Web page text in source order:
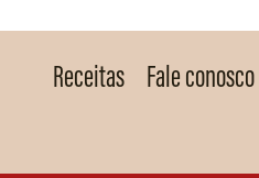
Receitas Fale conosco